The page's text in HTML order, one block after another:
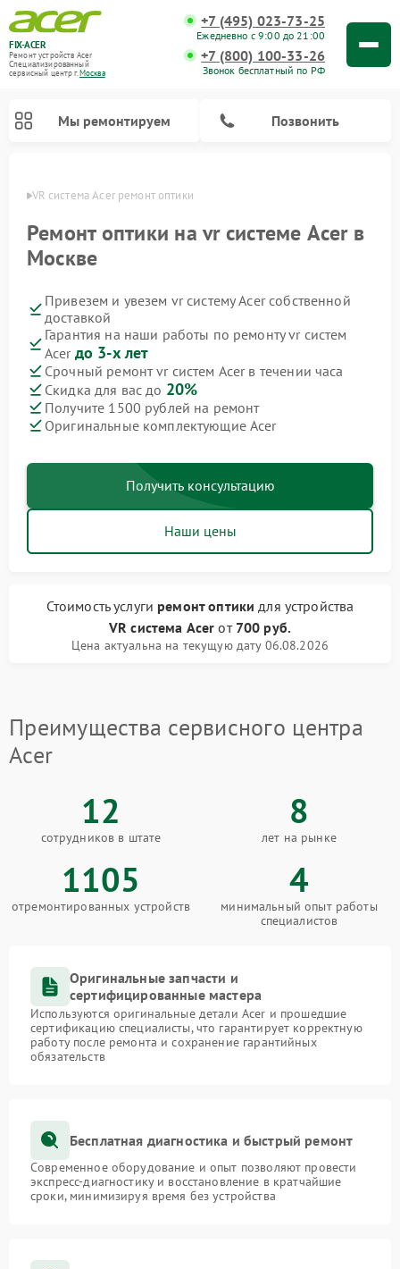
FIX-ACER
Ремонт устройств Acer
Специализированный
cервисный центр г.Москва
+7 (495) 023-73-25
Ежедневно с 9:00 до 21:00
+7 (800) 100-33-26
Звонок бесплатный по РФ
Мы ремонтируем Позвонить
VR система Acer ремонт оптики
Ремонт оптики на vr системе Acer в
Москве
Привезем и увезем vr систему Acer собственной
доставкой
Гарантия на наши работы по ремонту vr систем
Acer до 3-х лет
Срочный ремонт vr систем Acer в течении часа
Скидка для вас до 20%
Получите 1500 рублей на ремонт
Оригинальные комплектующие Acer
Получить консультацию
Наши цены
Стоимость услуги ремонт оптики для устройства
VR система Acer от 700 руб.
Цена актуальна на текущую дату 06.08.2026
Преимущества сервисного центра
Acer
12
сотрудников в штате
8
лет на рынке
1105
отремонтированных устройств
4
минимальный опыт работы
специалистов
Оригинальные запчасти и
сертифицированные мастера
Используются оригинальные детали Acer и прошедшие
сертификацию специалисты, что гарантирует корректную
работу после ремонта и сохранение гарантийных
обязательств
Бесплатная диагностика и быстрый ремонт
Современное оборудование и опыт позволяют провести
экспресс-диагностику и восстановление в кратчайшие
сроки, минимизируя время без устройства